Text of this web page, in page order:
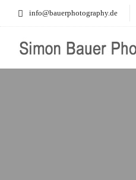
info@bauerphotography.de